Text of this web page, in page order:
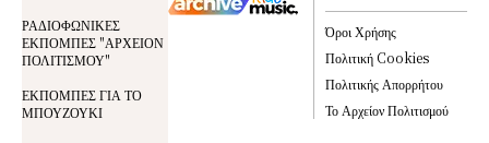
ΡΑΔΙΟΦΩΝΙΚΕΣ
ΕΚΠΟΜΠΕΣ "ΑΡΧΕΙΟΝ
ΠΟΛΙΤΙΣΜΟΥ"
ΕΚΠΟΜΠΕΣ ΓΙΑ ΤΟ
ΜΠΟΥΖΟΥΚΙ
Όροι Χρήσης
Πολιτική Cookies
Πολιτικής Απορρήτου
Το Αρχείον Πολιτισμού